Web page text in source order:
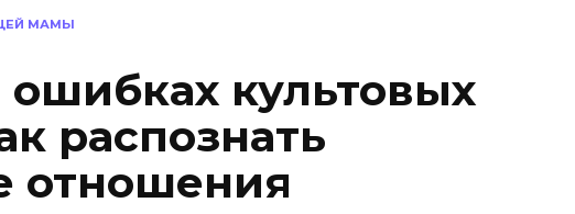
МАМЫ
культовых
распознать
отношения